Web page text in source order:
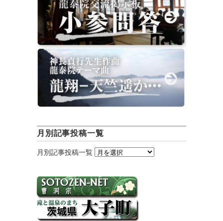
月別記事投稿一覧
月別記事投稿一覧